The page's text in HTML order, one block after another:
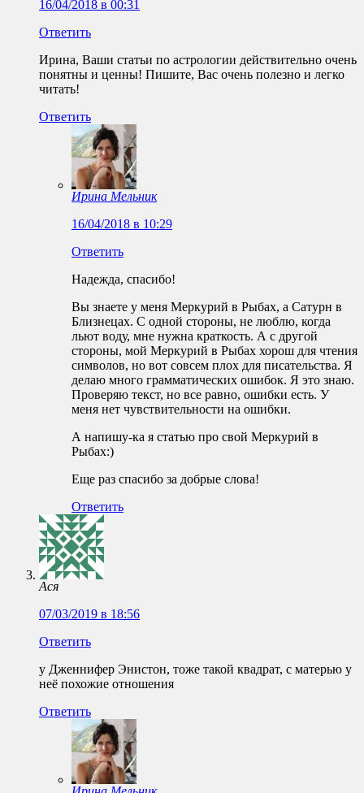
16/04/2018 в 00:31
Ответить
Ирина, Ваши статьи по астрологии действительно очень
понятны и ценны! Пишите, Вас очень полезно и легко
читать!
Ответить
Ирина Мельник
16/04/2018 в 10:29
Ответить
Надежда, спасибо!
Вы знаете у меня Меркурий в Рыбах, а Сатурн в
Близнецах. С одной стороны, не люблю, когда
льют воду, мне нужна краткость. А с другой
стороны, мой Меркурий в Рыбах хорош для чтения
символов, но вот совсем плох для писательства. Я
делаю много грамматических ошибок. Я это знаю.
Проверяю текст, но все равно, ошибки есть. У
меня нет чувствительности на ошибки.
А напишу-ка я статью про свой Меркурий в
Рыбах:)
Еще раз спасибо за добрые слова!
Ответить
Ася
07/03/2019 в 18:56
Ответить
у Дженнифер Энистон, тоже такой квадрат, с матерью у
неё похожие отношения
Ответить